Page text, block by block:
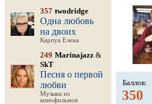
357 twodridge
Одна любовь
на двоих
Карпук Елена
249 Marinajazz &
SkT
Песня о первой
любви
Музыка из
кинофильмов
Баллов:
350